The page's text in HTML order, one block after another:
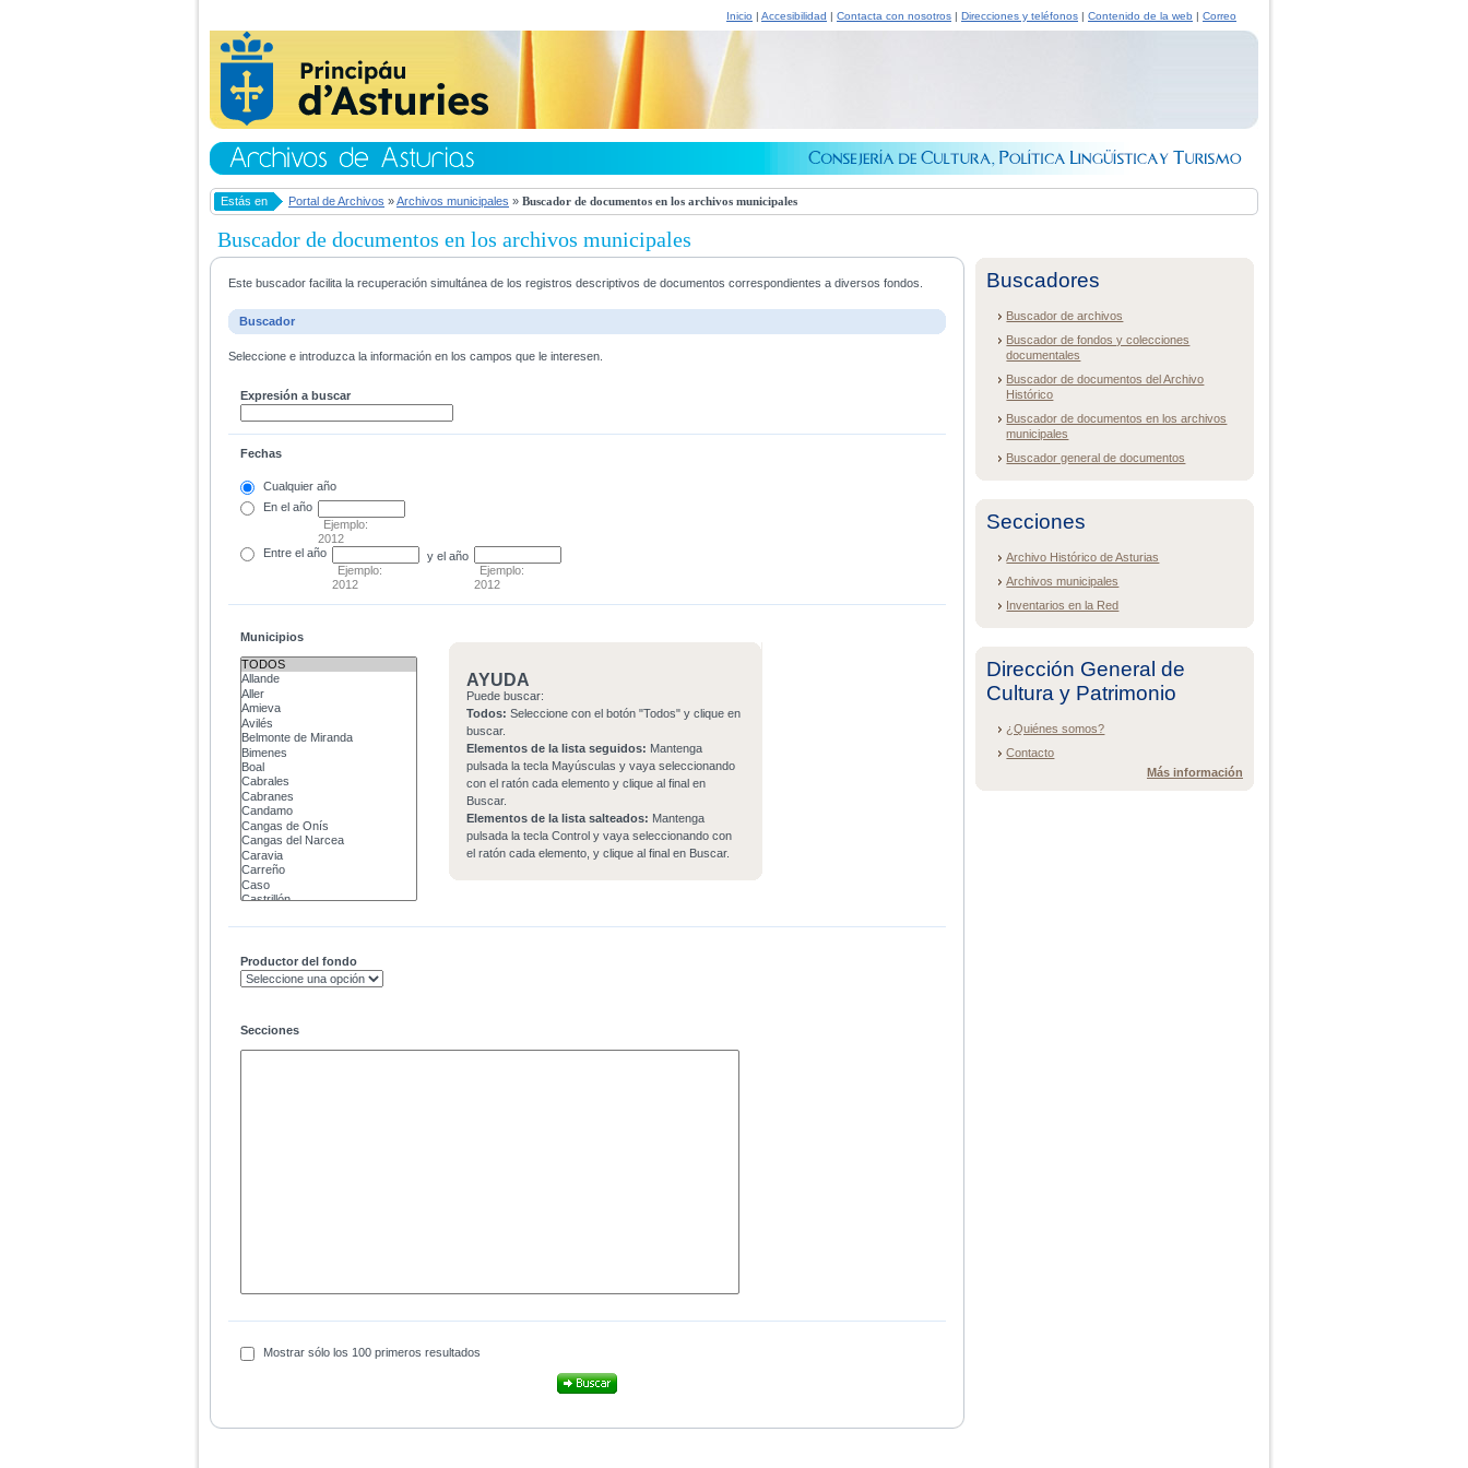
Inicio | Accesibilidad | Contacta con nosotros | Direcciones y teléfonos | Contenido de la web | Correo
Estás en Portal de Archivos »Archivos municipales » Buscador de documentos en los archivos municipales
Buscador de documentos en los archivos municipales
Este buscador facilita la recuperación simultánea de los registros descriptivos de documentos correspondientes a diversos fondos.
Buscador
Seleccione e introduzca la información en los campos que le interesen.
Expresión a buscar
Fechas
Cualquier año
En el año
Ejemplo:
2012
Entre el año
Ejemplo:
2012
y el año
Ejemplo:
2012
Municipios
AYUDA
Puede buscar:
Todos: Seleccione con el botón "Todos" y clique en
buscar.
Elementos de la lista seguidos: Mantenga
pulsada la tecla Mayúsculas y vaya seleccionando
con el ratón cada elemento y clique al final en
Buscar.
Elementos de la lista salteados: Mantenga
pulsada la tecla Control y vaya seleccionando con
el ratón cada elemento, y clique al final en Buscar.
Productor del fondo
Secciones
Mostrar sólo los 100 primeros resultados
Buscadores
Buscador de archivos
Buscador de fondos y colecciones
documentales
Buscador de documentos del Archivo
Histórico
Buscador de documentos en los archivos
municipales
Buscador general de documentos
Secciones
Archivo Histórico de Asturias
Archivos municipales
Inventarios en la Red
Dirección General de
Cultura y Patrimonio
¿Quiénes somos?
Contacto
Más información